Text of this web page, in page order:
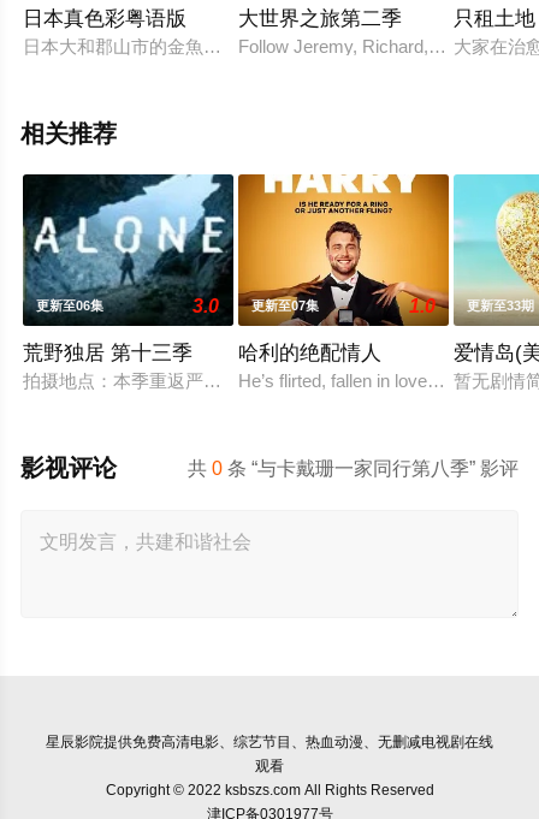
日本真色彩粤语版
日本大和郡山市的金魚非常有名，當中的歷史可以追溯至江戶
大世界之旅第二季
Follow Jeremy, Richard, and James,
只租土地
大家在治
相关推荐
更新至06集 3.0
荒野独居 第十三季
拍摄地点：本季重返严寒的北极圈，拍摄地位于加拿大西北地
更新至07集 1.0
哈利的绝配情人
He’s flirted, fallen in love, hooked up,
更新至33期
爱情岛(
暂无剧情
共0 条 “与卡戴珊一家同行第八季” 影评
影视评论
星辰影院提供免费高清电影、综艺节目、热血动漫、无删减电视剧在线
观看
Copyright © 2022 ksbszs.com All Rights Reserved
津ICP备0301977号